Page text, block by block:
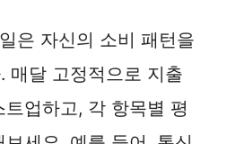
은 자신의 소비 패턴을
매달 고정적으로 지출
업하고, 각 항목별 평